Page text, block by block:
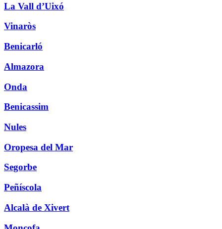
La Vall d’Uixó
Vinaròs
Benicarló
Almazora
Onda
Benicassim
Nules
Oropesa del Mar
Segorbe
Peñíscola
Alcalà de Xivert